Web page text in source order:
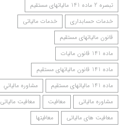
تبصره 2 ماده 141 مالیاتهای مستقیم
خدمات حسابداری
خدمات مالیاتی
قانون مالیاتهای مستقیم
ماده 141 قانون مالیات
ماده 141 قانون مالیاتهای مستقیم
ماده 141 مالیاتهای مستقیم
مشاوره مالياتي
مشاوره مالیاتی
معافیت
معافیت مالیاتی
معافیت های مالیاتی
معافیتها